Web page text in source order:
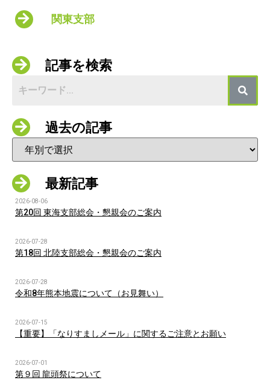
関東支部
記事を検索
過去の記事
最新記事
2026-08-06
第20回 東海支部総会・懇親会のご案内
2026-07-28
第18回 北陸支部総会・懇親会のご案内
2026-07-28
令和8年熊本地震について（お見舞い）
2026-07-15
【重要】「なりすましメール」に関するご注意とお願い
2026-07-01
第９回 龍頭祭について